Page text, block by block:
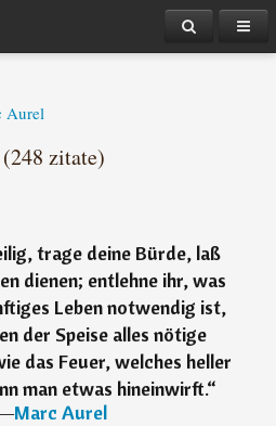
Aurel
zitate)
trage deine Bürde, laß
dienen; entlehne ihr, was
Leben notwendig ist,
der Speise alles nötige
das Feuer, welches heller
man etwas hineinwirft.“
Marc Aurel